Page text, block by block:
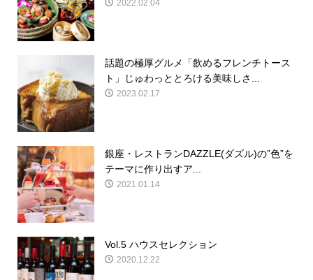
2022.02.04
話題の極厚グルメ「飲めるフレンチトース
ト」じゅわっととろける美味しさ...
2023.02.17
銀座・レストランDAZZLE(ダズル)の”色”を
テーマに作り出すア...
2021.01.14
Vol.5 ハウスセレクション
2020.12.22